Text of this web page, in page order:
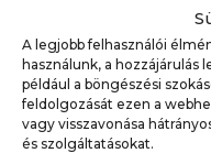
A legjobb felhasználói
használunk, a hozzájárulás
például a böngészési
feldolgozását ezen a
vagy visszavonása
és szolgáltatásokat.
napok